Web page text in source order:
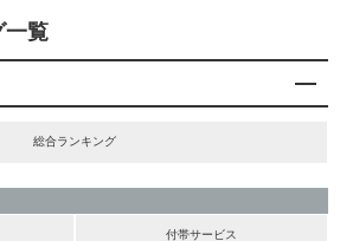
一覧
総合ランキング
付帯サービス